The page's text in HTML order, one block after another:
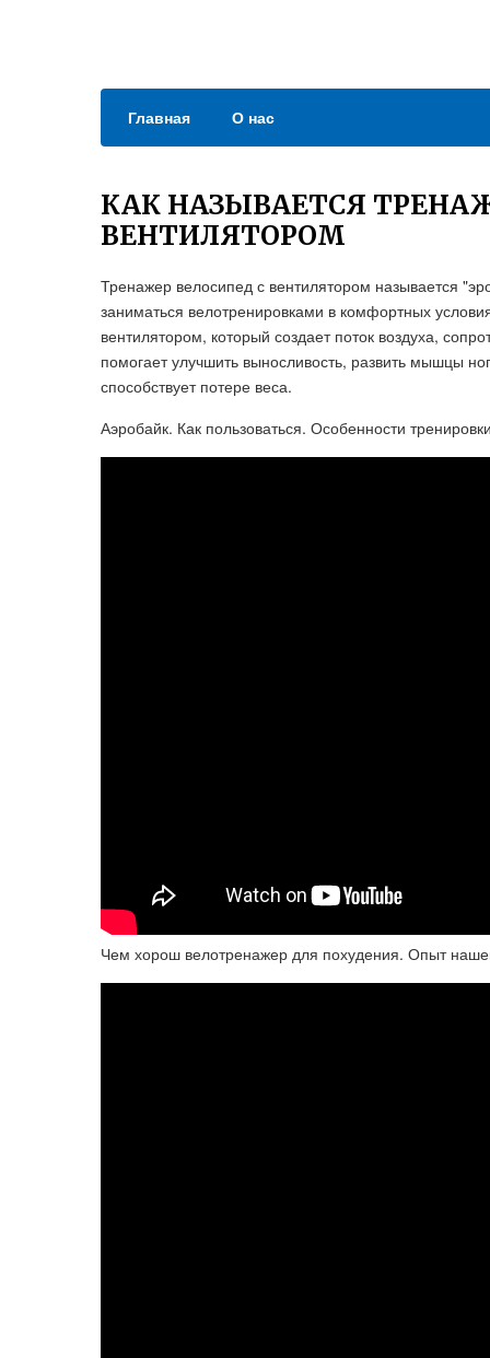
Главная О нас
КАК НАЗЫВАЕТСЯ
ВЕНТИЛЯТОРОМ
Тренажер велосипед с вентилятором называется
заниматься велотренировками в комфортных
вентилятором, который создает поток воздуха,
помогает улучшить выносливость, развить мышцы
способствует потере веса.
Аэробайк. Как пользоваться. Особенности
Чем хорош велотренажер для похудения. Опыт